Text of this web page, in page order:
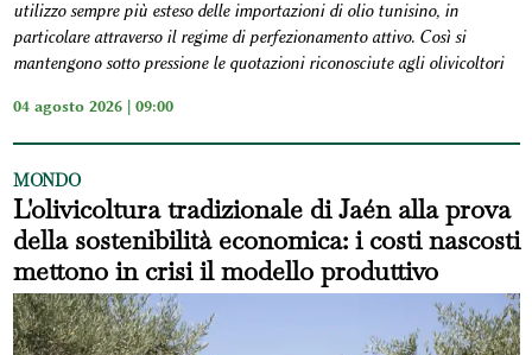
utilizzo sempre più esteso delle importazioni di olio tunisino, in
particolare attraverso il regime di perfezionamento attivo. Così si
mantengono sotto pressione le quotazioni riconosciute agli olivicoltori
04 agosto 2026 | 09:00
MONDO
L'olivicoltura tradizionale di Jaén alla prova
della sostenibilità economica: i costi nascosti
mettono in crisi il modello produttivo